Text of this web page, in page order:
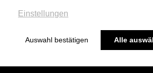
Einstellungen
Auswahl bestätigen Alle